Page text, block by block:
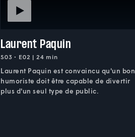
Laurent Paquin
S03 • E02 | 24 min
Laurent Paquin est convaincu qu'un bon
humoriste doit être capable de divertir
plus d'un seul type de public.